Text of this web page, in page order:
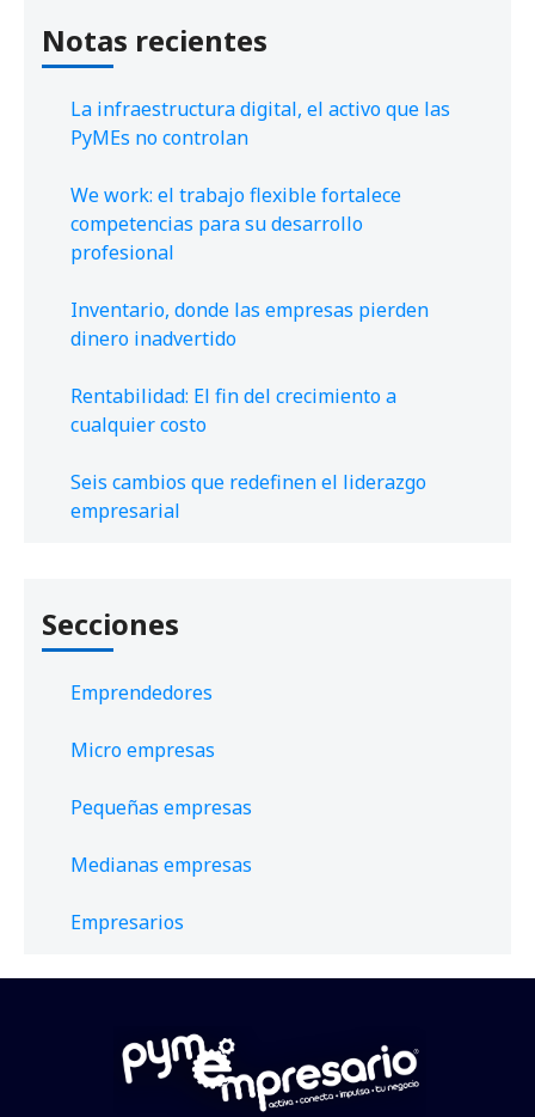
Notas recientes
La infraestructura digital, el activo que las
PyMEs no controlan
We work: el trabajo flexible fortalece
competencias para su desarrollo
profesional
Inventario, donde las empresas pierden
dinero inadvertido
Rentabilidad: El fin del crecimiento a
cualquier costo
Seis cambios que redefinen el liderazgo
empresarial
Secciones
Emprendedores
Micro empresas
Pequeñas empresas
Medianas empresas
Empresarios